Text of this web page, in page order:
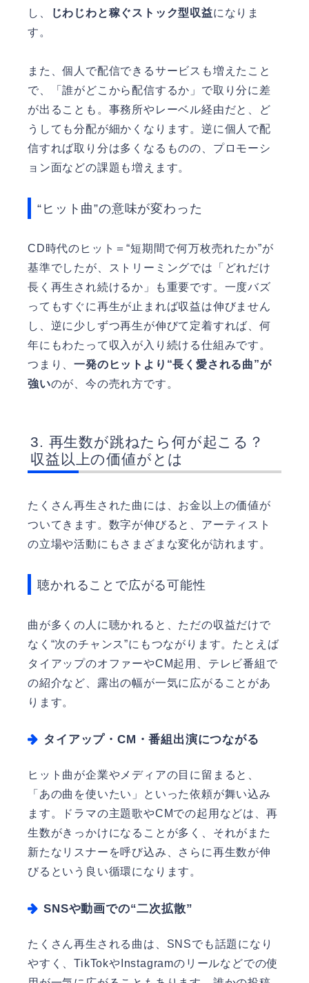
し、
じわじわと稼ぐストック型収益になりま
す。
また、個人で配信できるサービスも増えたこと
で、「誰がどこから配信するか」で取り分に差
が出ることも。事務所やレーベル経由だと、ど
うしても分配が細かくなります。逆に個人で配
信すれば取り分は多くなるものの、プロモーシ
ョン面などの課題も増えます。
“ヒット曲”の意味が変わった
CD時代のヒット＝“短期間で何万枚売れたか”が
基準でしたが、ストリーミングでは「どれだけ
長く再生され続けるか」も重要です。一度バズ
ってもすぐに再生が止まれば収益は伸びません
し、逆に少しずつ再生が伸びて定着すれば、何
年にもわたって収入が入り続ける仕組みです。
つまり、一発のヒットより“長く愛される曲”が
強いのが、今の売れ方です。
再生数が跳ねたら何が起こる？
収益以上の価値がとは
たくさん再生された曲には、お金以上の価値が
ついてきます。数字が伸びると、アーティスト
の立場や活動にもさまざまな変化が訪れます。
聴かれることで広がる可能性
曲が多くの人に聴かれると、ただの収益だけで
なく“次のチャンス”にもつながります。たとえば
タイアップのオファーやCM起用、テレビ番組で
の紹介など、露出の幅が一気に広がることがあ
ります。
タイアップ・CM・番組出演につながる
ヒット曲が企業やメディアの目に留まると、
「あの曲を使いたい」といった依頼が舞い込み
ます。ドラマの主題歌やCMでの起用などは、再
生数がきっかけになることが多く、それがまた
新たなリスナーを呼び込み、さらに再生数が伸
びるという良い循環になります。
SNSや動画での“二次拡散”
たくさん再生される曲は、SNSでも話題になり
やすく、TikTokやInstagramのリールなどでの使